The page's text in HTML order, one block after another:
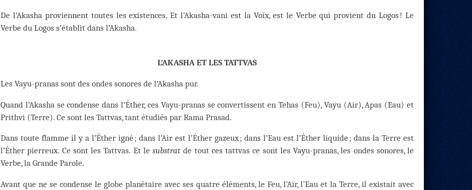
De l’Akasha proviennent toutes les existences. Et l’Akasha-vani est la Voix, est le Verbe qui provient du Logos ! Le
Verbe du Logos s’établit dans l’Akasha.
L’AKASHA ET LES TATTVAS
Les Vayu-pranas sont des ondes sonores de l’Akasha pur.
Quand l’Akasha se condense dans l’Éther, ces Vayu-pranas se convertissent en Tehas (Feu), Vayu (Air), Apas (Eau) et
Prithvi (Terre). Ce sont les Tattvas, tant étudiés par Rama Prasad.
Dans toute flamme il y a l’Éther igné ; dans l’Air est l’Éther gazeux ; dans l’Eau est l’Éther liquide ; dans la Terre est
l’Éther pierreux. Ce sont les Tattvas. Et le substrat de tout ces tattvas ce sont les Vayu-pranas, les ondes sonores, le
Verbe, la Grande Parole.
Avant que ne se condense le globe planétaire avec ses quatre éléments, le Feu, l’Air, l’Eau et la Terre, il existait avec